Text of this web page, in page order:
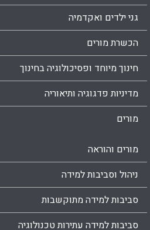
גני ילדים ואקדמיה
הכשרת מורים
חינוך מיוחד ופסיכולוגיה בחינוך
מדיניות פדגוגיה ותיאוריה
מורים
מורים והוראה
ניהול וסביבות למידה
סביבות למידה מתוקשבות
סביבות למידה עתירות טכנולוגיה